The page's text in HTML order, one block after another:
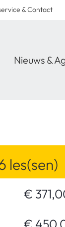
Nieuws &
& Contact
les(sen)
€